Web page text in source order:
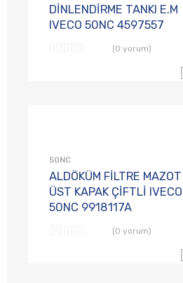
DİNLENDİRME TANKI E.M
IVECO 50NC 4597557
(0 yorum)
50NC
ALDÖKÜM FİLTRE MAZOT
ÜST KAPAK ÇİFTLİ IVECO
50NC 9918117A
(0 yorum)